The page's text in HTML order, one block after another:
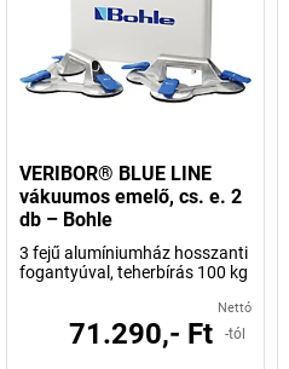
VERIBOR® BLUE LINE
vákuumos emelő, cs. e. 2
db – Bohle
3 fejű alumíniumház hosszanti
fogantyúval, teherbírás 100 kg
Nettó
71.290,- Ft -tól